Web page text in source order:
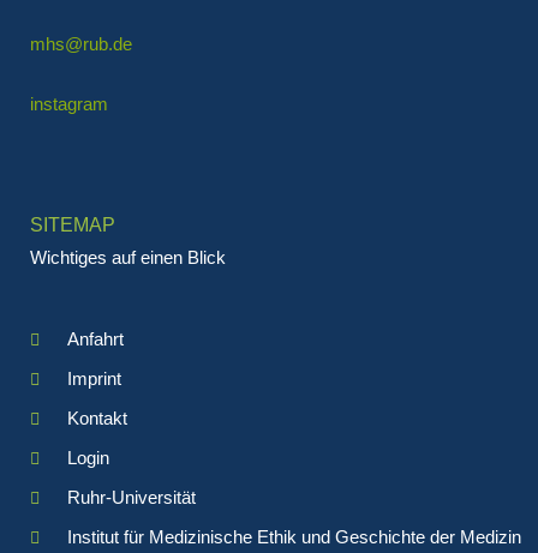
mhs@rub.de
instagram
SITEMAP
Wichtiges auf einen Blick
Anfahrt
Imprint
Kontakt
Login
Ruhr-Universität
Institut für Medizinische Ethik und Geschichte der Medizin